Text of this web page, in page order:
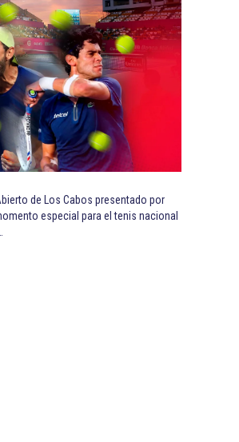
de Los Cabos presentado por
especial para el tenis nacional